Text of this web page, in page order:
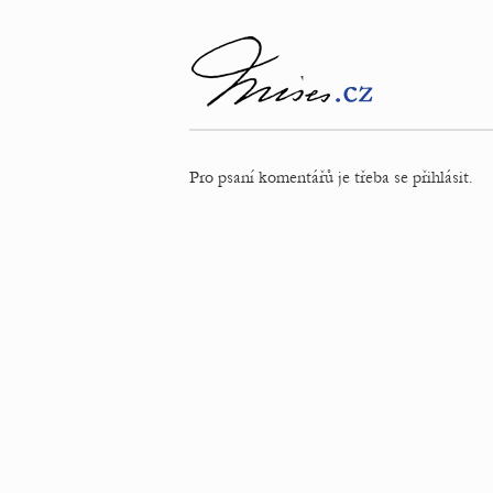
Pro psaní komentářů je třeba se přihlásit.